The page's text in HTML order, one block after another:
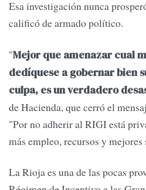
Esa investigación nunca
calificó de armado político.
"Mejor que amenazar cual
dedíquese a gobernar bien
culpa, es un verdadero
de Hacienda, que cerró el
"Por no adherir al RIGI está
más empleo, recursos y mejores
La Rioja es una de las pocas